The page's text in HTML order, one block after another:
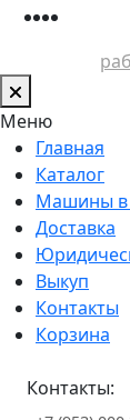
Меню
Главная
Каталог
Машины в
Доставка
Выкуп
Контакты
Корзина
Контакты: